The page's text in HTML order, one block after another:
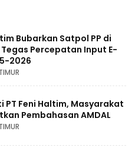
Bubarkan Satpol PP di
Percepatan Input E-
2026
PT Feni Haltim, Masyarakat
Pembahasan AMDAL